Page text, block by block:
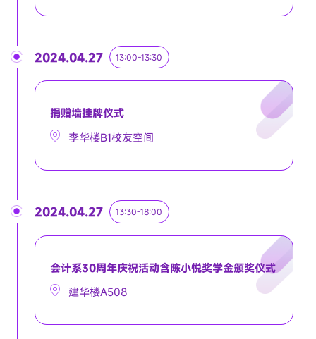
2024.04.27 13:00-13:30
捐赠墙挂牌仪式
李华楼B1校友空间
2024.04.27 13:30-18:00
会计系30周年庆祝活动含陈小悦奖学金颁奖仪式
建华楼A508